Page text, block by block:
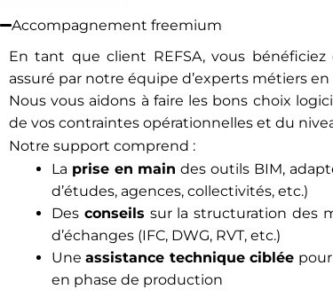
Accompagnement freemium
En tant que client REFSA, vous bénéficiez
assuré par notre équipe d’experts métiers
Nous vous aidons à faire les bons choix
de vos contraintes opérationnelles et du
Notre support comprend :
La prise en main des outils BIM,
d’études, agences, collectivités, etc.)
Des conseils sur la structuration des
d’échanges (IFC, DWG, RVT, etc.)
Uneassistance technique ciblée
en phase de production